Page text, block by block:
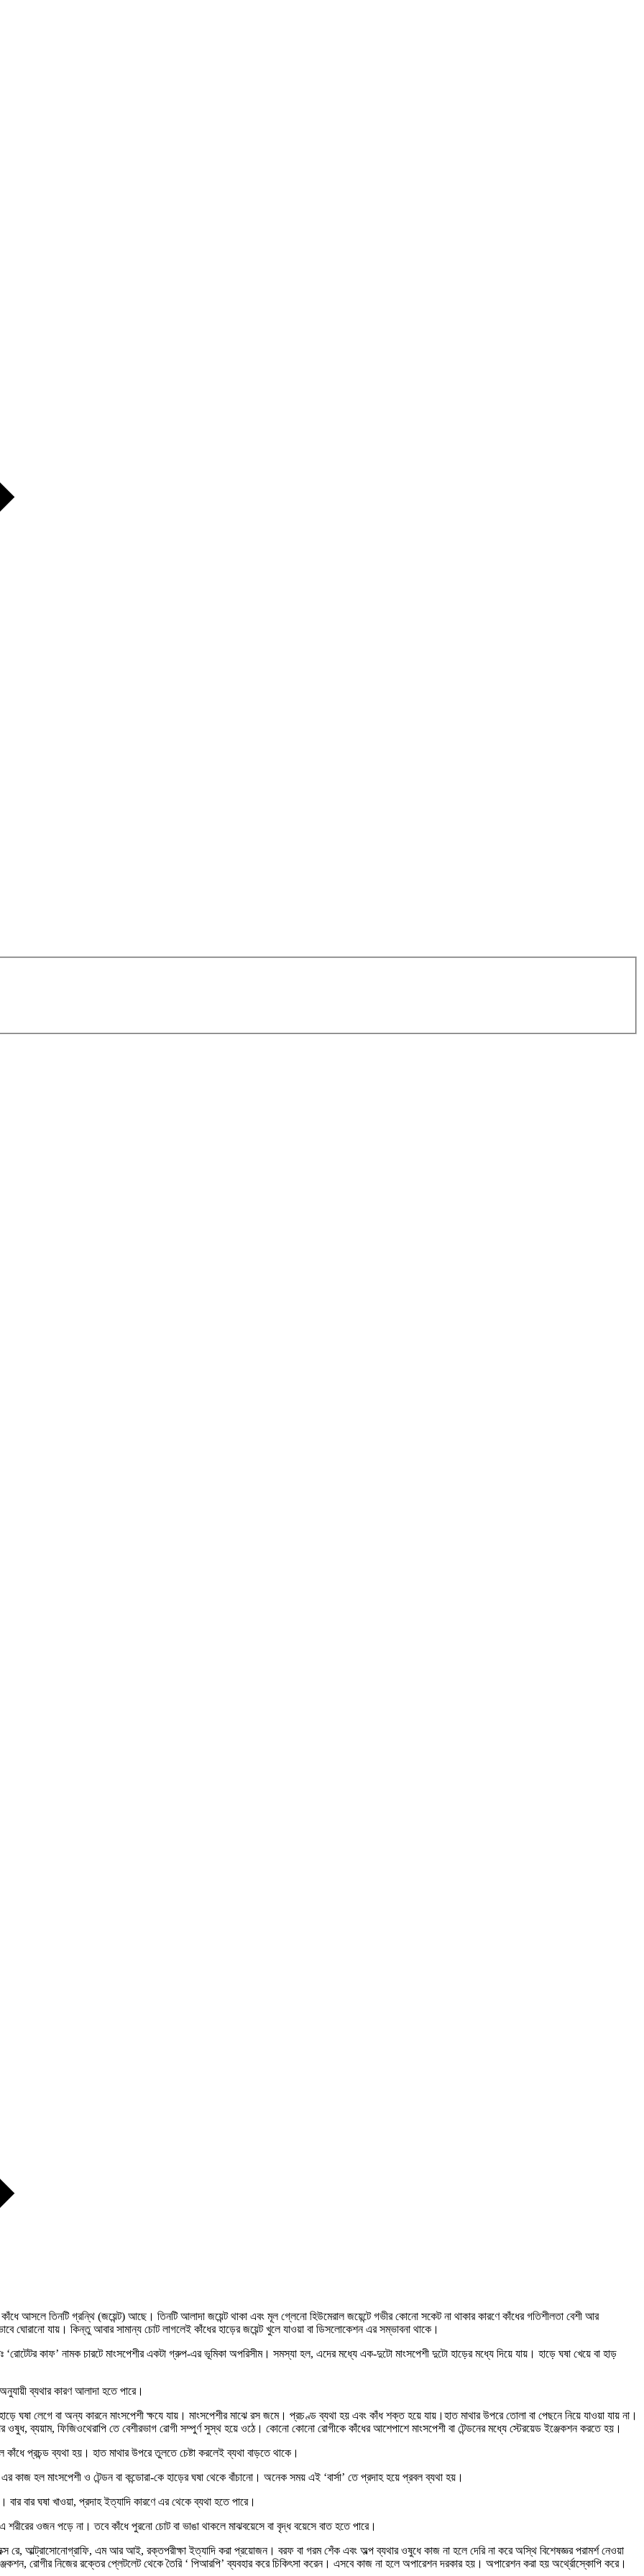
আসলে তিনটি গ্রন্থি (জয়েন্ট) আছে। তিনটি আলাদা জয়েন্ট থাকা এবং মূল গ্লেনো হিউমেরাল জয়েন্টে গভীর কোনো সকেট না থাকার কারণে কাঁধের গতিশীলতা বেশী আর
ঘোরানো যায়। কিন্তু আবার সামান্য চোট লাগলেই কাঁধের হাড়ের জয়েন্ট খুলে যাওয়া বা ডিসলোকেশন এর সম্ভাবনা থাকে।
‘রোটেটর কাফ’ নামক চারটে মাংসপেশীর একটা গ্রুপ-এর ভূমিকা অপরিসীম। সমস্যা হল, এদের মধ্যে এক-দুটো মাংসপেশী দুটো হাড়ের মধ্যে দিয়ে যায়। হাড়ে ঘষা খেয়ে বা হাড়
ব্যথার কারণ আলাদা হতে পারে।
ঘষা লেগে বা অন্য কারনে মাংসপেশী ক্ষযে যায়। মাংসপেশীর মাঝে রস জমে। প্রচণ্ড ব্যথা হয় এবং কাঁধ শক্ত হয়ে যায়।হাত মাথার উপরে তোলা বা পেছনে নিয়ে যাওয়া যায় না।
ব্যয়াম, ফিজিওথেরাপি তে বেশীরভাগ রোগী সম্পুর্ণ সুস্থ হয়ে ওঠে। কোনো কোনো রোগীকে কাঁধের আশেপাশে মাংসপেশী বা টেন্ডনের মধ্যে স্টেরয়েড ইঞ্জেকশন করতে হয়।
কাঁধে প্রচন্ড ব্যথা হয়। হাত মাথার উপরে তুলতে চেষ্টা করলেই ব্যথা বাড়তে থাকে।
কাজ হল মাংসপেশী ও টেন্ডন বা কন্ডোরা-কে হাড়ের ঘষা থেকে বাঁচানো। অনেক সময় এই ‘বার্সা’ তে প্রদাহ হয়ে প্রবল ব্যথা হয়।
বার ঘষা খাওয়া, প্রদাহ ইত্যাদি কারণে এর থেকে ব্যথা হতে পারে।
ওজন পড়ে না। তবে কাঁধে পুরনো চোট বা ভাঙা থাকলে মাঝবয়েসে বা বৃদ্ধ বয়েসে বাত হতে পারে।
রে, আল্ট্রাসোনোগ্রাফি, এম আর আই, রক্তপরীক্ষা ইত্যাদি করা প্রয়োজন। বরফ বা গরম শেঁক এবং অল্প ব্যথার ওষুধে কাজ না হলে দেরি না করে অস্থি বিশেষজ্ঞর পরামর্শ নেওয়া
রোগীর নিজের রক্তের প্লেটলেট থেকে তৈরি ‘ পিআরপি’ ব্যবহার করে চিকিৎসা করেন। এসবে কাজ না হলে অপারেশন দরকার হয়। অপারেশন করা হয় অর্থ্রোস্কোপি করে।